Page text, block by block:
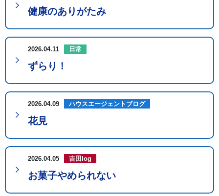
健康のありがたみ
2026.04.11 日常
ずらり！
2026.04.09 ハウスエージェントブログ
花見
2026.04.05 吉田log
お菓子やめられない